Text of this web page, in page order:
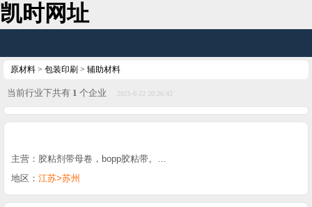
凯时网址
原材料 > 包装印刷 > 辅助材料
当前行业下共有 1 个企业 2021-6-22 20:26:42
主营：胶粘剂带母卷，bopp胶粘带。…
地区： 江苏>苏州